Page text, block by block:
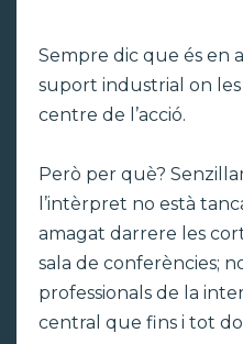
Sempre dic que és en
suport industrial on les
centre de l’acció.
Però per què?
l’intèrpret no està
amagat darrere les
sala de conferències;
professionals de la
central que fins i tot